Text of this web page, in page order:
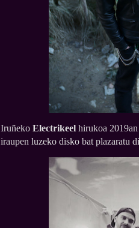
Iruñeko Electrikeel hirukoa
iraupen luzeko disko bat plazaratu